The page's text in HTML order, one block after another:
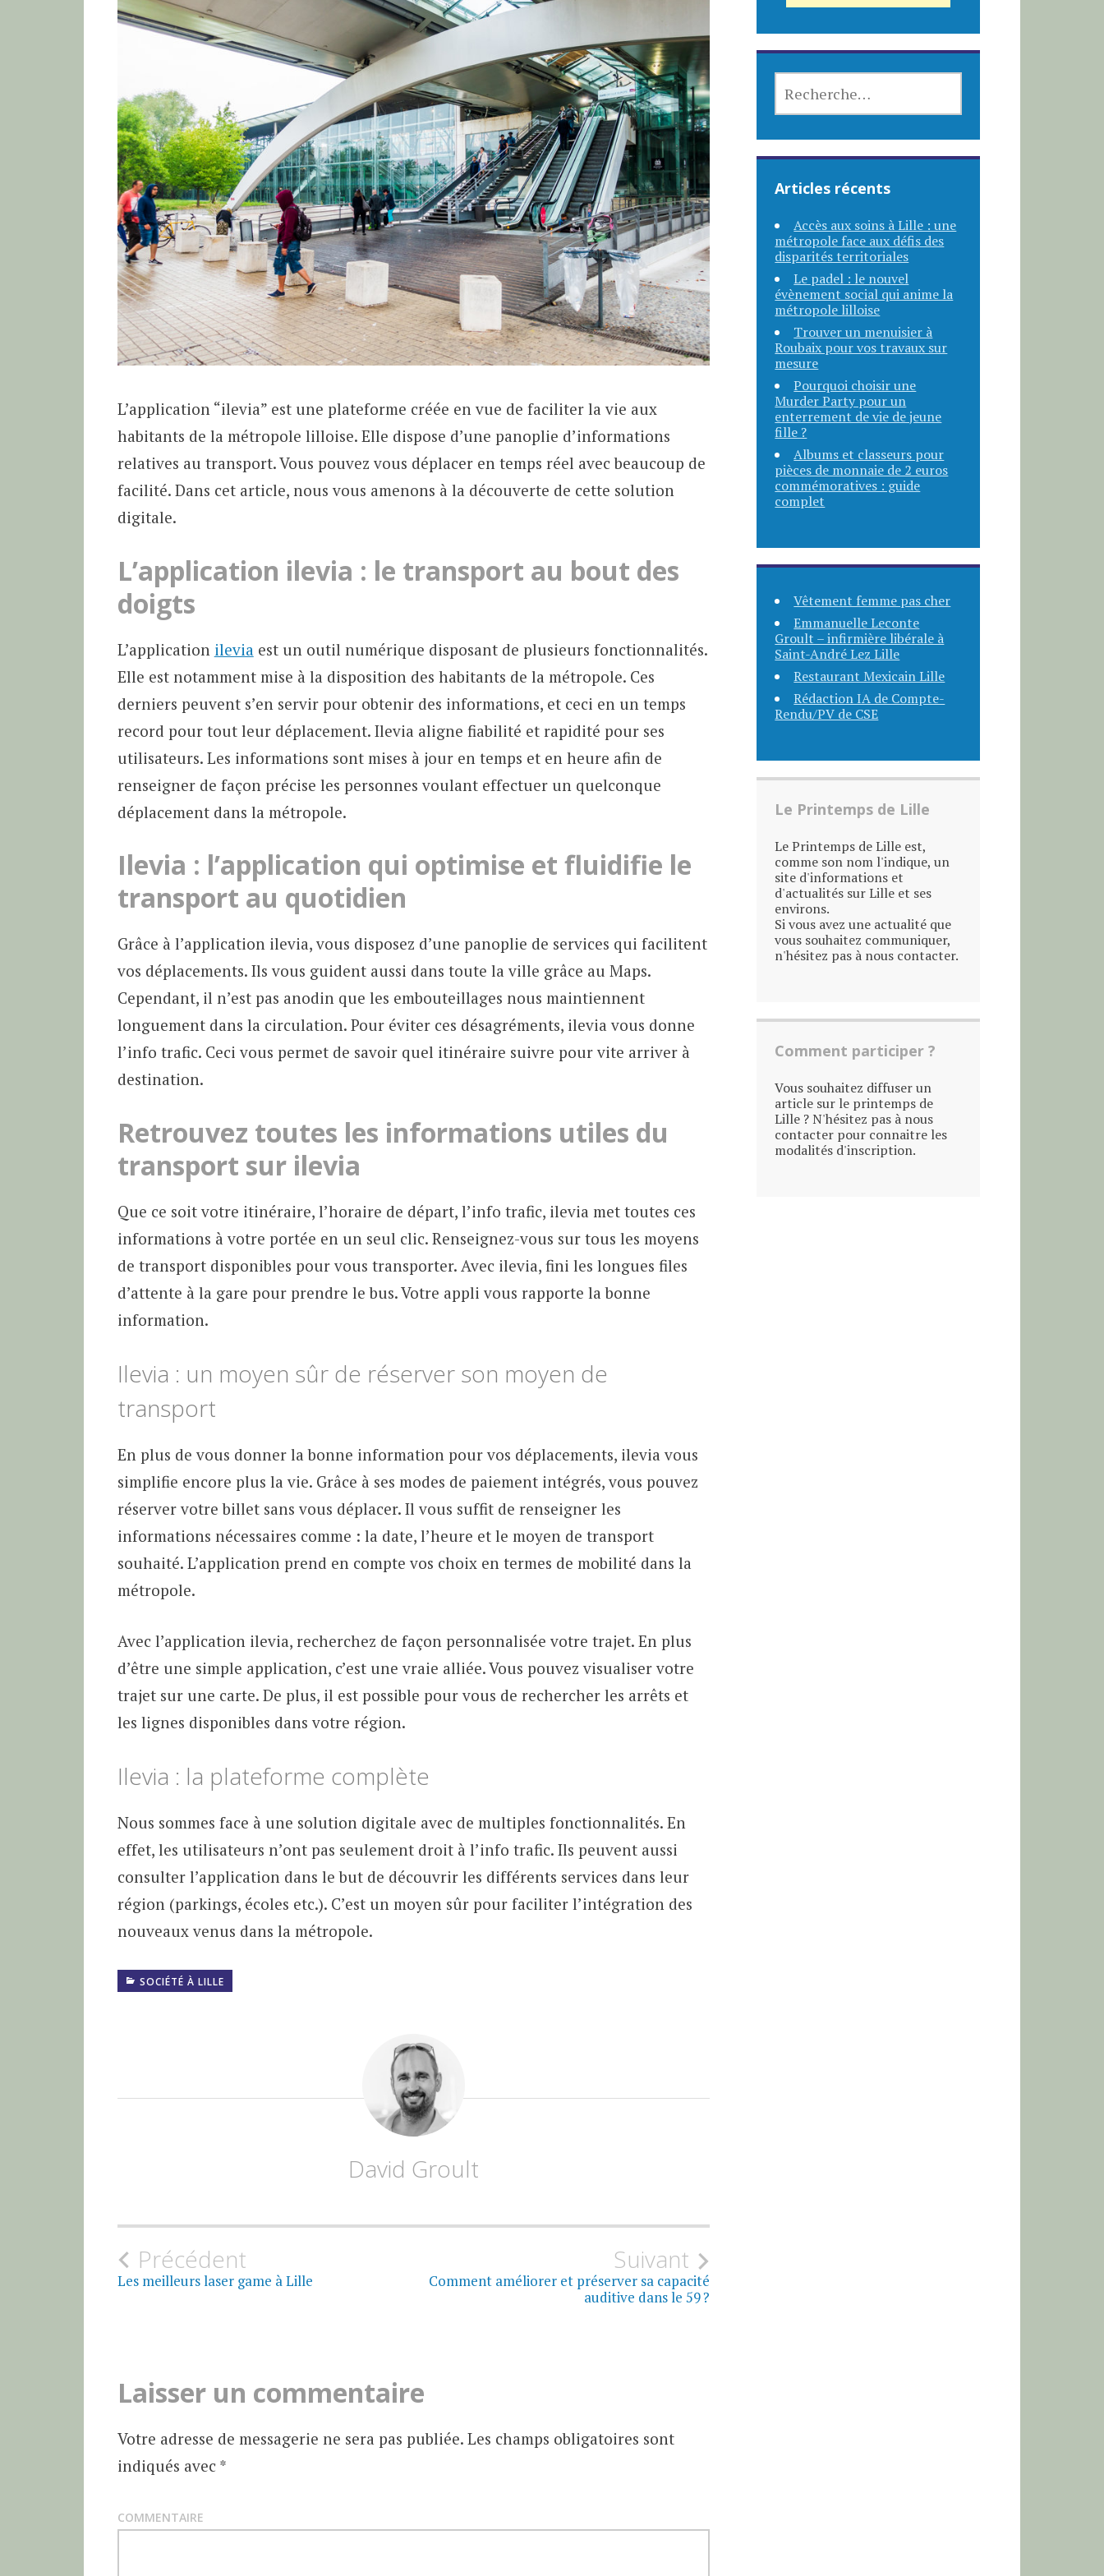
L’application “ilevia” est une plateforme créée en vue de faciliter la vie aux
habitants de la métropole lilloise. Elle dispose d’une panoplie d’informations
relatives au transport. Vous pouvez vous déplacer en temps réel avec beaucoup de
facilité. Dans cet article, nous vous amenons à la découverte de cette solution
digitale.
L’application ilevia : le transport au bout des
doigts
L’application ilevia est un outil numérique disposant de plusieurs fonctionnalités.
Elle est notamment mise à la disposition des habitants de la métropole. Ces
derniers peuvent s’en servir pour obtenir des informations, et ceci en un temps
record pour tout leur déplacement. Ilevia aligne fiabilité et rapidité pour ses
utilisateurs. Les informations sont mises à jour en temps et en heure afin de
renseigner de façon précise les personnes voulant effectuer un quelconque
déplacement dans la métropole.
Ilevia : l’application qui optimise et fluidifie le
transport au quotidien
Grâce à l’application ilevia, vous disposez d’une panoplie de services qui facilitent
vos déplacements. Ils vous guident aussi dans toute la ville grâce au Maps.
Cependant, il n’est pas anodin que les embouteillages nous maintiennent
longuement dans la circulation. Pour éviter ces désagréments, ilevia vous donne
l’info trafic. Ceci vous permet de savoir quel itinéraire suivre pour vite arriver à
destination.
Retrouvez toutes les informations utiles du
transport sur ilevia
Que ce soit votre itinéraire, l’horaire de départ, l’info trafic, ilevia met toutes ces
informations à votre portée en un seul clic. Renseignez-vous sur tous les moyens
de transport disponibles pour vous transporter. Avec ilevia, fini les longues files
d’attente à la gare pour prendre le bus. Votre appli vous rapporte la bonne
information.
Ilevia : un moyen sûr de réserver son moyen de
transport
En plus de vous donner la bonne information pour vos déplacements, ilevia vous
simplifie encore plus la vie. Grâce à ses modes de paiement intégrés, vous pouvez
réserver votre billet sans vous déplacer. Il vous suffit de renseigner les
informations nécessaires comme : la date, l’heure et le moyen de transport
souhaité. L’application prend en compte vos choix en termes de mobilité dans la
métropole.
Avec l’application ilevia, recherchez de façon personnalisée votre trajet. En plus
d’être une simple application, c’est une vraie alliée. Vous pouvez visualiser votre
trajet sur une carte. De plus, il est possible pour vous de rechercher les arrêts et
les lignes disponibles dans votre région.
Ilevia : la plateforme complète
Nous sommes face à une solution digitale avec de multiples fonctionnalités. En
effet, les utilisateurs n’ont pas seulement droit à l’info trafic. Ils peuvent aussi
consulter l’application dans le but de découvrir les différents services dans leur
région (parkings, écoles etc.). C’est un moyen sûr pour faciliter l’intégration des
nouveaux venus dans la métropole.
SOCIÉTÉ À LILLE
David Groult
N
i
g
a
t
Précédent
Les meilleurs laser game à Lille
Suivant
Comment améliorer et préserver sa capacité
auditive dans le 59 ?
Laisser un commentaire
Votre adresse de messagerie ne sera pas publiée.Les champs obligatoires sont
indiqués avec *
COMMENTAIRE
Articles récents
Accès aux soins à Lille : une
métropole face aux défis des
disparités territoriales
Le padel : le nouvel
évènement social qui anime la
métropole lilloise
Trouver un menuisier à
Roubaix pour vos travaux sur
mesure
Pourquoi choisir une
Murder Party pour un
enterrement de vie de jeune
fille ?
Albums et classeurs pour
pièces de monnaie de 2 euros
commémoratives : guide
complet
Vêtement femme pas cher
Emmanuelle Leconte
Groult – infirmière libérale à
Saint-André Lez Lille
Restaurant Mexicain Lille
Rédaction IA de Compte-
Rendu/PV de CSE
Le Printemps de Lille
Le Printemps de Lille est,
comme son nom l'indique, un
site d'informations et
d'actualités sur Lille et ses
environs.
Si vous avez une actualité que
vous souhaitez communiquer,
n'hésitez pas à nous contacter.
Comment participer ?
Vous souhaitez diffuser un
article sur le printemps de
Lille ? N'hésitez pas à nous
contacter pour connaitre les
modalités d'inscription.